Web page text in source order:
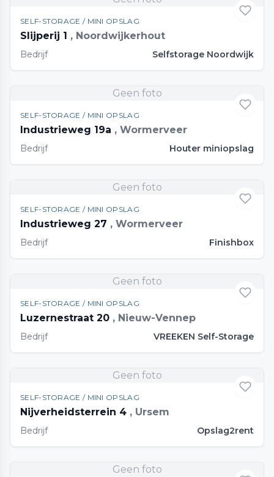
SELF-STORAGE / MINI OPSLAG
Slijperij 1 , Noordwijkerhout
Bedrijf Selfstorage Noordwijk
Geen foto
SELF-STORAGE / MINI OPSLAG
Industrieweg 19a , Wormerveer
Bedrijf Houter miniopslag
Geen foto
SELF-STORAGE / MINI OPSLAG
Industrieweg 27 , Wormerveer
Bedrijf Finishbox
Geen foto
SELF-STORAGE / MINI OPSLAG
Luzernestraat 20 , Nieuw-Vennep
Bedrijf VREEKEN Self-Storage
Geen foto
SELF-STORAGE / MINI OPSLAG
Nijverheidsterrein 4 , Ursem
Bedrijf Opslag2rent
Geen foto